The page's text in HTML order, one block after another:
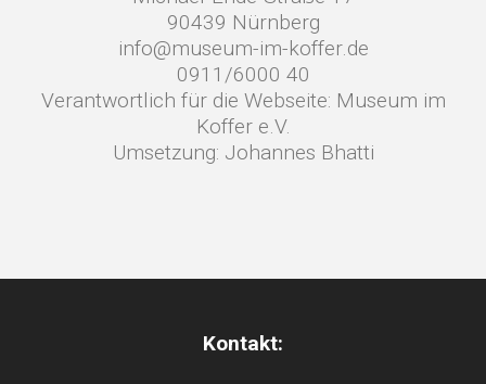
90439 Nürnberg
info@museum-im-koffer.de
0911/6000 40
Verantwortlich für die Webseite: Museum im
Koffer e.V.
Umsetzung: Johannes Bhatti
Kontakt: